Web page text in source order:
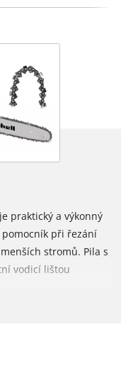
praktický a výkonný
při řezání
stromů. Pila s
vodicí lištou
a roztečí 3/8”.